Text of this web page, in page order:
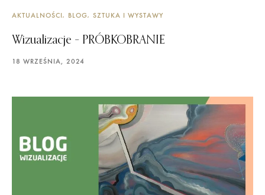
AKTUALNOŚCI BLOG SZTUKA I WYSTAWY
Wizualizacje – PRÓBKOBRANIE
18 WRZEŚNIA, 2024